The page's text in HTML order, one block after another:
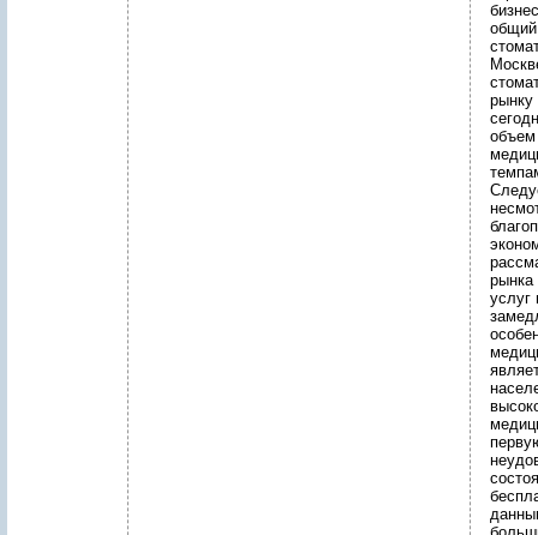
общий
рынку
объем
рынка
услуг